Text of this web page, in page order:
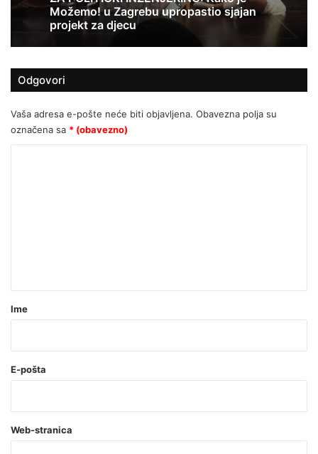
KADA KULTURA POSTANE PARAVAN
Možemo! u Zagrebu upropastio sjajan
projekt za djecu
nije prikazana cijela istina o sukobu na
Trgu?
Odgovori
Vaša adresa e-pošte neće biti objavljena. Obavezna polja su
označena sa * (obavezno)
r
o
a
v
Ime
E-pošta
Web-stranica